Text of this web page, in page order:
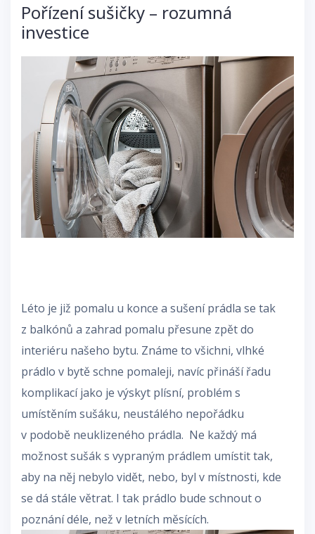
Pořízení sušičky – rozumná
investice
Léto je již pomalu u konce a sušení prádla se tak
z balkónů a zahrad pomalu přesune zpět do
interiéru našeho bytu. Známe to všichni, vlhké
prádlo v bytě schne pomaleji, navíc přináší řadu
komplikací jako je výskyt plísní, problém s
umístěním sušáku, neustálého nepořádku
v podobě neuklizeného prádla. Ne každý má
možnost sušák s vypraným prádlem umístit tak,
aby na něj nebylo vidět, nebo, byl v místnosti, kde
se dá stále větrat. I tak prádlo bude schnout o
poznání déle, než v letních měsících.